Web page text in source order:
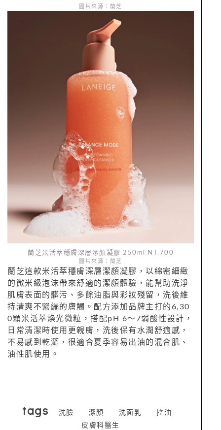
圖片來源：蘭芝
蘭芝米活萃穩膚深層潔顏凝膠 250ml NT.700
圖片來源：蘭芝
蘭芝這款米活萃穩膚深層潔顏凝膠，以綿密細緻
的微米級泡沫帶來舒適的潔顏體驗，能幫助洗淨
肌膚表面的髒污、多餘油脂與彩妝殘留，洗後維
持清爽不緊繃的膚觸。配方添加品牌主打的6,30
0顆米活萃煥光微粒，搭配pH 6～7弱酸性設計，
日常清潔時使用更親膚，洗後保有水潤舒適感，
不易感到乾澀，很適合夏季容易出油的混合肌、
油性肌使用。
tags 洗臉 潔顏 洗面乳
控油
皮膚科醫生